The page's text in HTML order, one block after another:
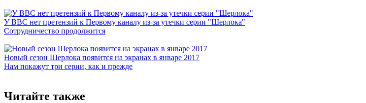
У BBC нет претензий к Первому каналу из-за утечки серии "Шерлока"
Сотрудничество продолжится
Новый сезон Шерлока появится на экранах в январе 2017
Нам покажут три серии, как и прежде
Читайте также